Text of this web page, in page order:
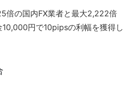
倍の国内FX業者と最大2,222倍
円で10pipsの利幅を獲得し